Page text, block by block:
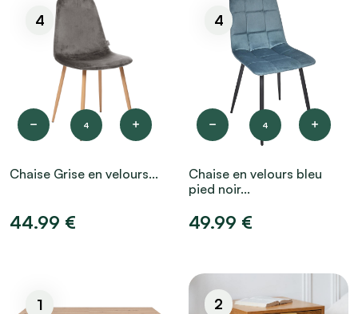
4
4
Chaise Grise en velours...
44.99 €
4
4
Chaise en velours bleu
pied noir...
49.99 €
1 2